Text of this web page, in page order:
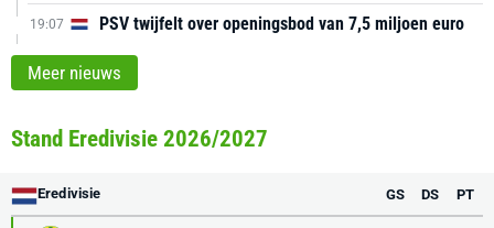
19:07 PSV twijfelt over openingsbod van 7,5 miljoen euro
Meer nieuws
Stand Eredivisie 2026/2027
Eredivisie GS DS PT